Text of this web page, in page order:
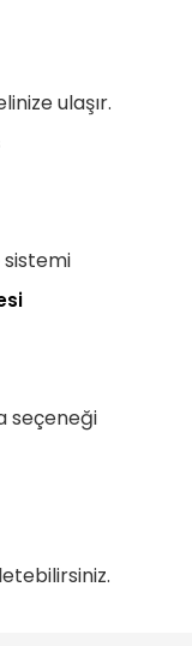
ulaşır.
seçeneği